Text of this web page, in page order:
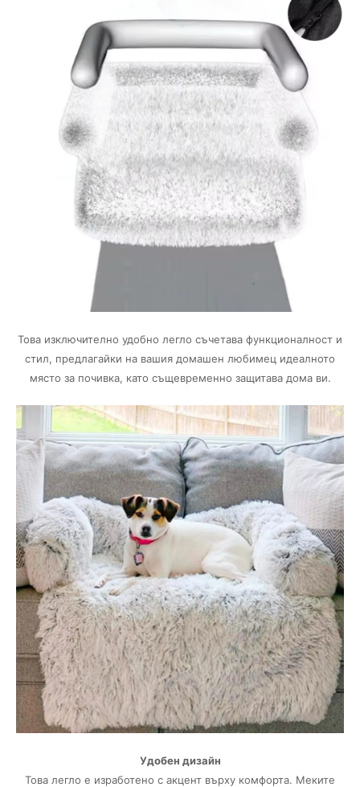
Това изключително удобно легло съчетава функционалност и
стил, предлагайки на вашия домашен любимец идеалното
място за почивка, като същевременно защитава дома ви.
Удобен дизайн
Това легло е изработено с акцент върху комфорта. Меките